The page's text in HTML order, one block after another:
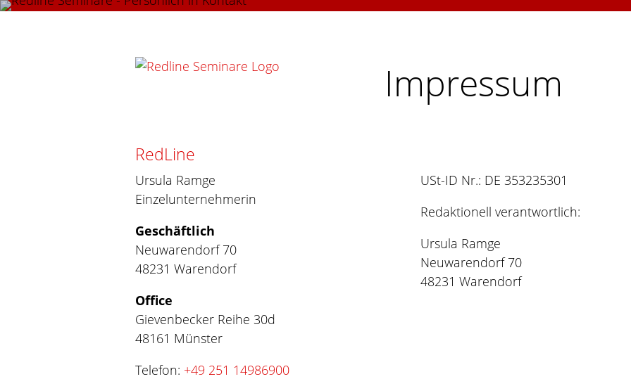
Impressum
RedLine
Ursula Ramge
Einzelunternehmerin
Geschäftlich
Neuwarendorf 70
48231 Warendorf
Office
Gievenbecker Reihe 30d
48161 Münster
Telefon: +49 251 14986900
USt-ID Nr.: DE 353235301
Redaktionell verantwortlich:
Ursula Ramge
Neuwarendorf 70
48231 Warendorf